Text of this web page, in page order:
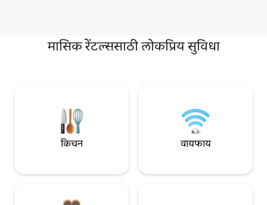
मासिक रेंटल्ससाठी लोकप्रिय सुविधा
किचन वायफाय